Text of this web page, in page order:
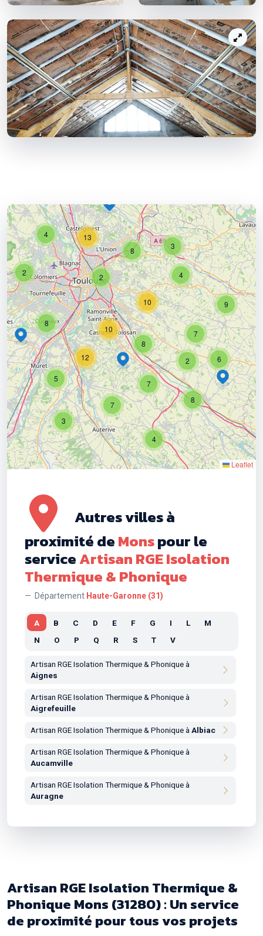
5
3
8
4
7
7
3
2
8
2
8
8
10
12
10
2
4 13
4
6
7
9
Leaflet
Autres villes à
proximité deMonspour le
serviceArtisan RGE Isolation
Thermique & Phonique
Département Haute-Garonne (31)
A B C D E F G I L
M
N
O P Q R S T V
Artisan RGE Isolation Thermique & Phonique à
Aignes
Artisan RGE Isolation Thermique & Phonique à
Aigrefeuille
Artisan RGE Isolation Thermique & Phonique à Albiac
Artisan RGE Isolation Thermique & Phonique à
Aucamville
Artisan RGE Isolation Thermique & Phonique à
Auragne
Aureville
Artisan RGE Isolation Thermique & Phonique à
Auribail
Artisan RGE Isolation Thermique & Phonique à
Artisan RGE Isolation Thermique &
Phonique Mons (31280) : Un service
de proximité pour tous vos projets